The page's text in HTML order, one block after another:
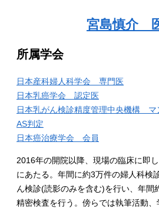
宮島慎介
所属学会
日本産科婦人科学会 専門医
日本乳癌学会 認定医
日本乳がん検診精度管理中央機構 マ
AS判定
日本癌治療学会 会員
2016年の開院以降、現場の臨床に即
にあたる。年間に約3万件の婦人科検
ん検診(読影のみを含む)を行い、年間
精密検査を行う。傍らでは執筆活動